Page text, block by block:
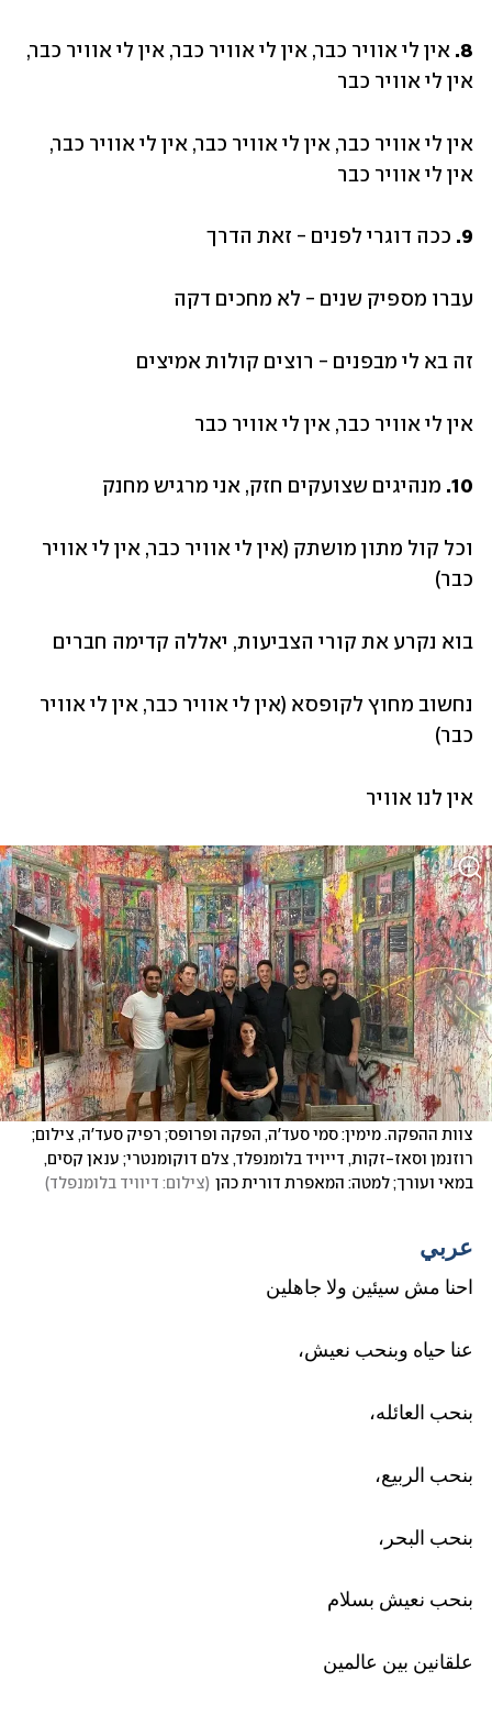
8.
אין לי אוויר כבר
אין לי אוויר כבר
9. ככה דוגרי לפנים - זאת הדרך
עברו מספיק שנים - לא מחכים דקה
זה בא לי מבפנים - רוצים קולות אמיצים
אין לי אוויר כבר, אין לי אוויר כבר
10. מנהיגים שצועקים חזק, אני מרגיש מחנק
כבר)
בוא נקרע את קורי הצביעות, יאללה קדימה חברים
כבר)
אין לנו אוויר
במאי ועורך; למטה: המאפרת דורית כהן (צילום: דיוויד בלומנפלד)
عربي
احنا مش سيئين ولا جاهلين
عنا حياه وبنحب نعيش،
بنحب العائله،
بنحب الربيع،
بنحب البحر،
بنحب نعيش بسلام
علقانين بين عالمين